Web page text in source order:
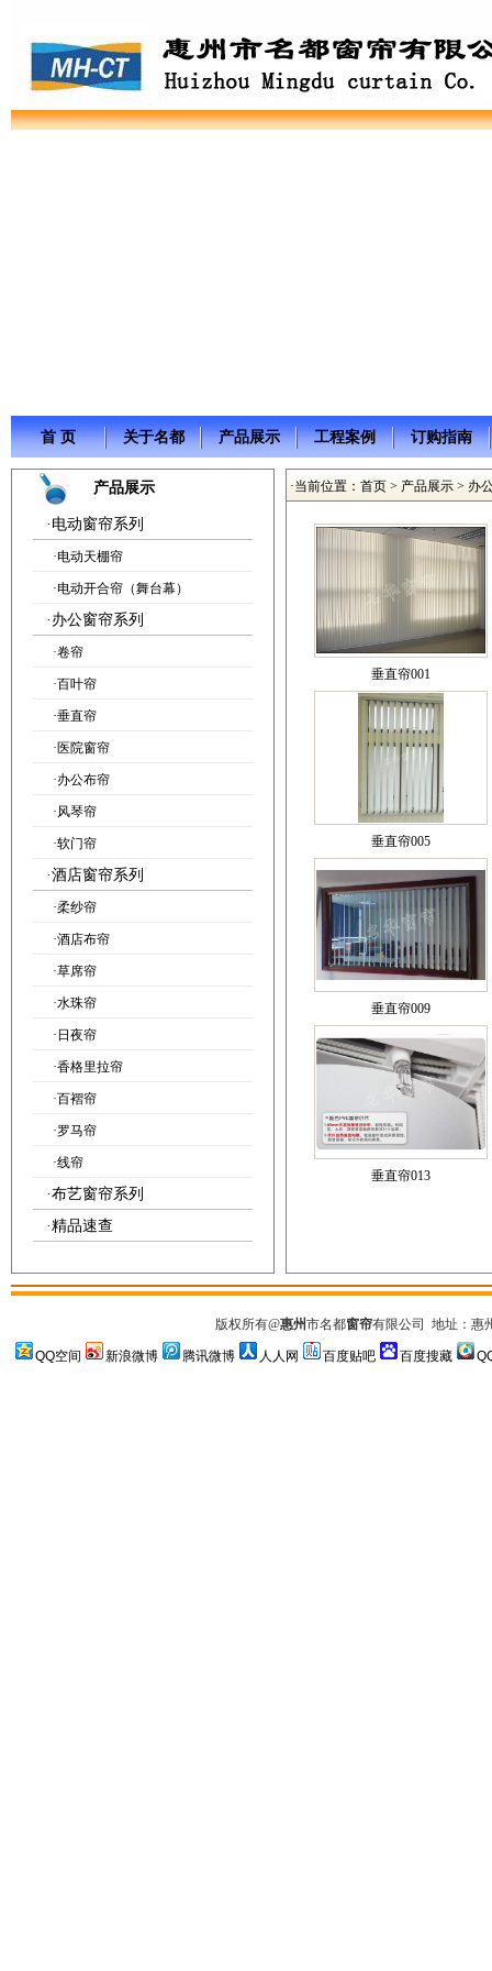
首 页 关于名都 产品展示 工程案例 订购指南
产品展示
· 电动窗帘系列
·电动天棚帘
·电动开合帘（舞台幕）
· 办公窗帘系列
·卷帘
·百叶帘
·垂直帘
· 医院窗帘
·办公布帘
·风琴帘
·软门帘
·酒店窗帘系列
·柔纱帘
·酒店布帘
·草席帘
·水珠帘
· 日夜帘
·香格里拉帘
·百褶帘
·罗马帘
·线帘
·布艺窗帘系列
·精品速查
·当前位置： 首页 > 产品展示 > 办
垂直帘001
垂直帘005
垂直帘009
垂直帘013
版权所有@惠州市名都窗帘有限公司 地址：惠
QQ空间 新浪微博 腾讯微博 人人网 百度贴吧 百度搜藏